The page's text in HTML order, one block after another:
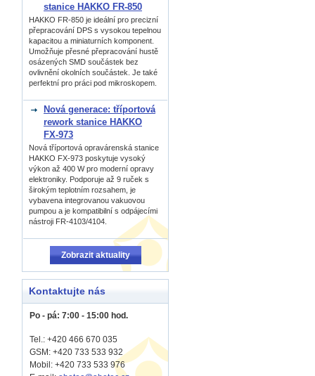
stanice HAKKO FR-850
HAKKO FR-850 je ideální pro precizní
přepracování DPS s vysokou tepelnou
kapacitou a miniaturních komponent.
Umožňuje přesné přepracování hustě
osázených SMD součástek bez
ovlivnění okolních součástek. Je také
perfektní pro práci pod mikroskopem.
Nová generace: tříportová
rework stanice HAKKO
FX-973
Nová tříportová opravárenská stanice
HAKKO FX-973 poskytuje vysoký
výkon až 400 W pro moderní opravy
elektroniky. Podporuje až 9 ruček s
širokým teplotním rozsahem, je
vybavena integrovanou vakuovou
pumpou a je kompatibilní s odpájecími
nástroji FR-4103/4104.
Zobrazit aktuality
Kontaktujte nás
Po - pá: 7:00 - 15:00 hod.
Tel.: +420 466 670 035
GSM: +420 733 533 932
Mobil: +420 733 533 976